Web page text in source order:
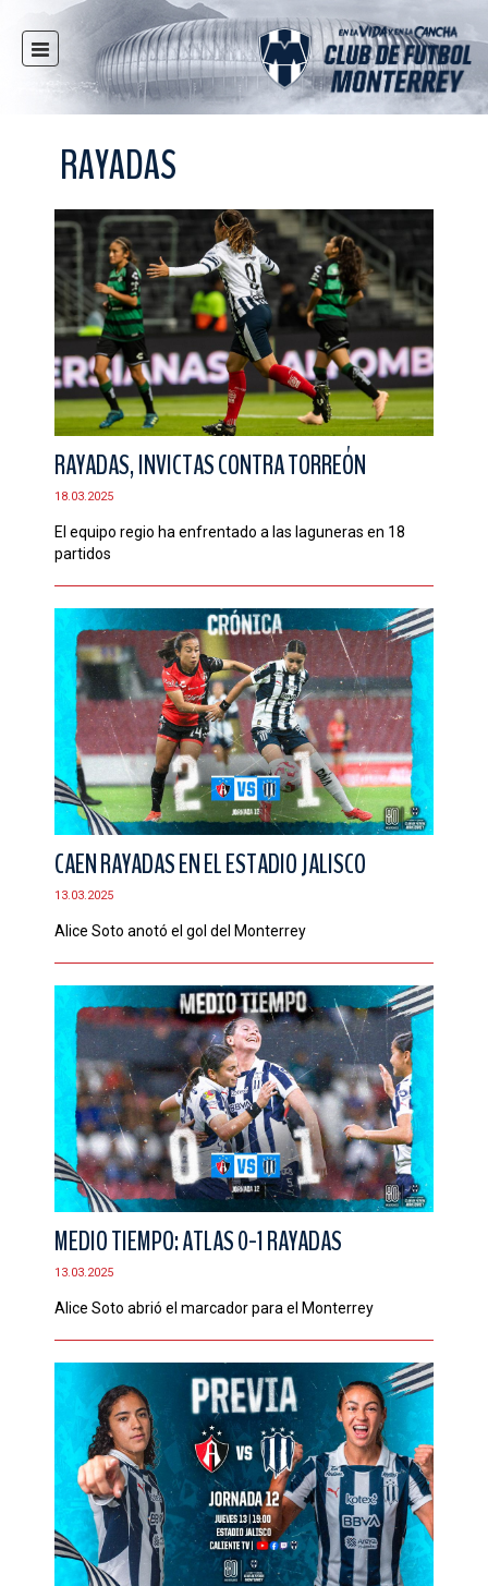
INICIO
NOTICIAS
RAYADOS
RAYADAS
FUERZAS BÁSICAS
RESPONSABILIDAD SOCIAL
TAQUILLA
TIENDA
ESTADIO
PRENSA
CONTACTO
RAYADAS
RAYADAS, INVICTAS CONTRA TORREÓN
18.03.2025
El equipo regio ha enfrentado a las laguneras en 18
partidos
CAEN RAYADAS EN EL ESTADIO JALISCO
13.03.2025
Alice Soto anotó el gol del Monterrey
MEDIO TIEMPO: ATLAS 0-1 RAYADAS
13.03.2025
Alice Soto abrió el marcador para el Monterrey